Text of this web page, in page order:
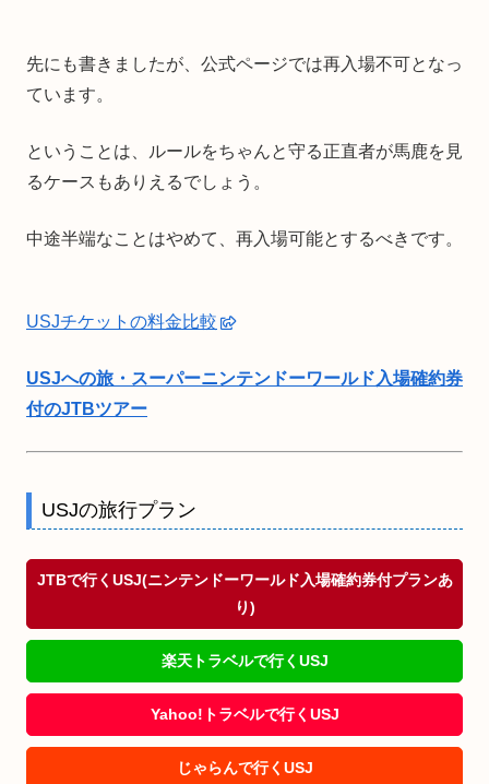
先にも書きましたが、公式ページでは再入場不可となっ
ています。
ということは、ルールをちゃんと守る正直者が馬鹿を見
るケースもありえるでしょう。
中途半端なことはやめて、再入場可能とするべきです。
USJチケットの料金比較
USJへの旅・スーパーニンテンドーワールド入場確約券
付のJTBツアー
USJの旅行プラン
JTBで行くUSJ(ニンテンドーワールド入場確約券付プランあ
り)
楽天トラベルで行くUSJ
Yahoo!トラベルで行くUSJ
じゃらんで行くUSJ